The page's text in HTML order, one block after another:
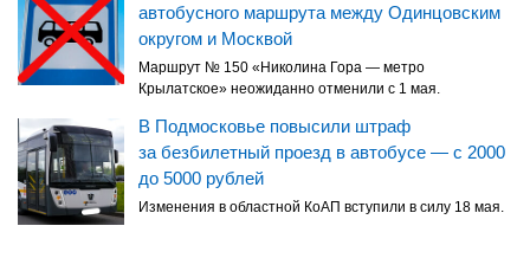
автобусного маршрута между Одинцовским
округом и Москвой
Маршрут № 150 «Николина Гора — метро
Крылатское» неожиданно отменили с 1 мая.
В Подмосковье повысили штраф
за безбилетный проезд в автобусе — с 2000
до 5000 рублей
Изменения в областной КоАП вступили в силу 18 мая.